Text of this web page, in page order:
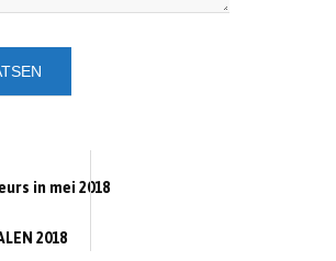
in mei 2018
2018